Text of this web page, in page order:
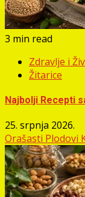
3 min read
Zdravlje i
Žitarice
Najbolji Recepti
25. srpnja 2026.
Orašasti Plodovi